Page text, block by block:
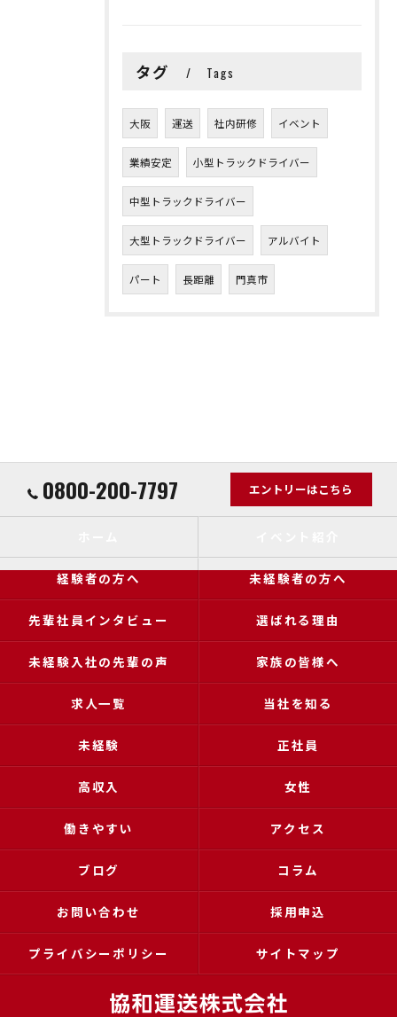
タグ Tags
大阪 運送 社内研修 イベント
業績安定 小型トラックドライバー
中型トラックドライバー
大型トラックドライバー アルバイト
パート 長距離 門真市
0800-200-7797 エントリーはこちら
経験者の方へ 未経験者の方へ
先輩社員インタビュー 選ばれる理由
未経験入社の先輩の声 家族の皆様へ
求人一覧 当社を知る
未経験 正社員
高収入 女性
働きやすい アクセス
ブログ コラム
お問い合わせ 採用申込
プライバシーポリシー サイトマップ